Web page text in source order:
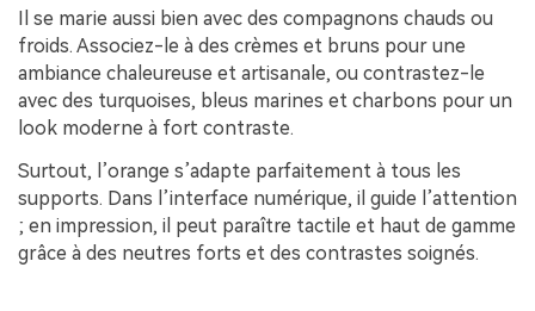
Il se marie aussi bien avec des compagnons chauds ou
froids. Associez-le à des crèmes et bruns pour une
ambiance chaleureuse et artisanale, ou contrastez-le
avec des turquoises, bleus marines et charbons pour un
look moderne à fort contraste.
Surtout, l’orange s’adapte parfaitement à tous les
supports. Dans l’interface numérique, il guide l’attention
; en impression, il peut paraître tactile et haut de gamme
grâce à des neutres forts et des contrastes soignés.